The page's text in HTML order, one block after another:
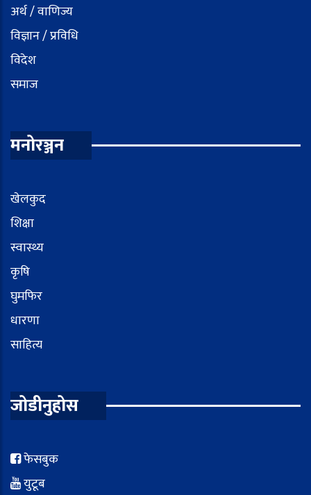
अर्थ / वाणिज्य
विज्ञान / प्रविधि
विदेश
समाज
मनोरञ्जन
खेलकुद
शिक्षा
स्वास्थ्य
कृषि
घुमफिर
धारणा
साहित्य
जोडीनुहोस
फेसबुक
युटूब